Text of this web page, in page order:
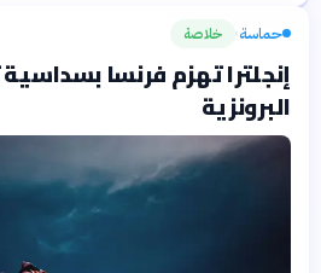
حماسة› خلاصة
إنجلترا تهزم فرنسا
البرونزية